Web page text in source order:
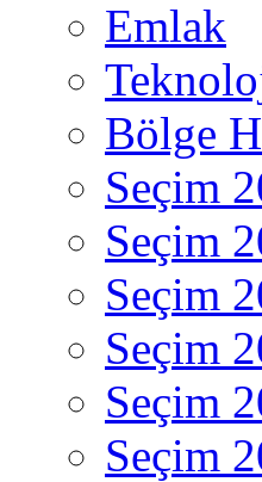
Emlak
Bölge
Seçim
Seçim
Seçim
Seçim
Seçim
Seçim